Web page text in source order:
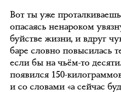
Вот ты уже
опасаясь ненароком
буйстве жизни, и вдруг
баре словно повысилась
если бы на чьём-то
появился 150-
и со словами «а сейчас